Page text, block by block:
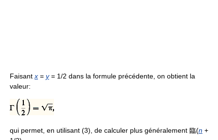
Faisantx = y= 1/2 dans la formule précédente, on obtient la
valeur:
qui permet, en utilisant (3), de calculer plus généralement 臨(n +